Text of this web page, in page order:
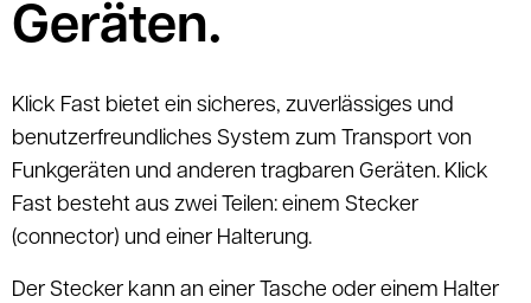
Geräten.
Klick Fast bietet ein sicheres, zuverlässiges und
benutzerfreundliches System zum Transport von
Funkgeräten und anderen tragbaren Geräten. Klick
Fast besteht aus zwei Teilen: einem Stecker
(connector) und einer Halterung.
Der Stecker kann an einer Tasche oder einem Halter